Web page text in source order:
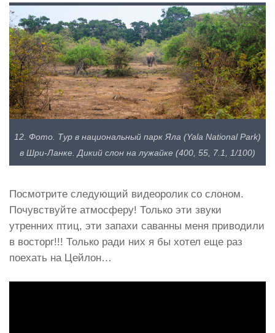
12. Фото. Тур в национальный парк Яла (Yala National Park)
в Шри-Ланке. Дикий слон на лужайке (400, 55, 7.1, 1/100)
Посмотрите следующий видеоролик со слоном.
Почувствуйте атмосферу! Только эти звуки
утренних птиц, эти запахи саванны меня приводили
в восторг!!! Только ради них я бы хотел еще раз
поехать на Цейлон…